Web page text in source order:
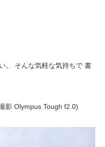
。 そんな気軽な気持ちで 書
影 Olympus Tough f2.0)